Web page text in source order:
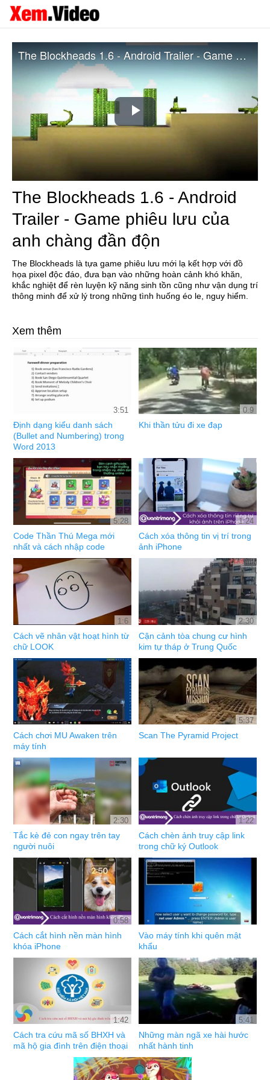
Play
Video
The Blockheads 1.6 - Android Trailer - Game phiêu lưu của anh chàng đần độn
The Blockheads 1.6 - Android
Trailer - Game phiêu lưu của
anh chàng đần độn
The Blockheads là tựa game phiêu lưu mới lạ kết hợp với đồ
họa pixel độc đáo, đưa bạn vào những hoàn cảnh khó khăn,
khắc nghiệt để rèn luyện kỹ năng sinh tồn cũng như vận dụng trí
thông minh để xử lý trong những tình huống éo le, nguy hiểm.
Xem thêm
3:51
Định dạng kiểu danh sách
(Bullet and Numbering) trong
Word 2013
0:9
Khi thần tửu đi xe đạp
5:28
Code Thần Thú Mega mới
nhất và cách nhập code
1:24
Cách xóa thông tin vị trí trong
ảnh iPhone
1:6
Cách vẽ nhân vật hoạt hình từ
chữ LOOK
2:30
Cận cảnh tòa chung cư hình
kim tự tháp ở Trung Quốc
Cách chơi MU Awaken trên
máy tính
5:37
Scan The Pyramid Project
2:30
Tắc kè đẻ con ngay trên tay
người nuôi
1:22
Cách chèn ảnh truy cập link
trong chữ ký Outlook
0:58
Cách cắt hình nền màn hình
khóa iPhone
Vào máy tính khi quên mật
khẩu
1:42
Cách tra cứu mã số BHXH và
mã hộ gia đình trên điện thoại
5:41
Những màn ngã xe hài hước
nhất hành tinh